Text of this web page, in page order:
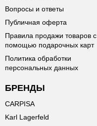
Вопросы и ответы
Публичная оферта
Правила продажи товаров с
помощью подарочных карт
Политика обработки
персональных данных
БРЕНДЫ
CARPISA
Karl Lagerfeld